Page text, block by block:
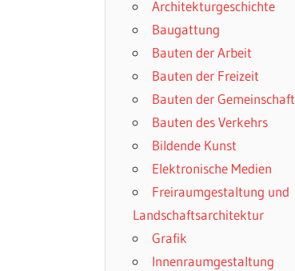
Architekturgeschichte
Baugattung
Bauten der Arbeit
Bauten der Freizeit
Bauten der Gemeinschaft
Bauten des Verkehrs
Bildende Kunst
Elektronische Medien
Freiraumgestaltung und
Landschaftsarchitektur
Grafik
Innenraumgestaltung